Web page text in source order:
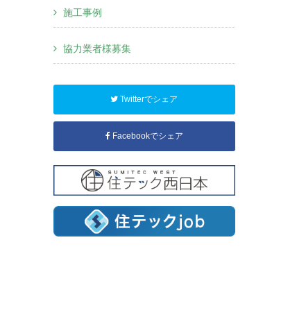
施工事例
協力業者様募集
Twitterでシェア
Facebookでシェア